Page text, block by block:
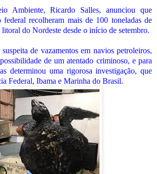
Ambiente, Ricardo Salles, anunciou que
federal recolheram mais de 100 toneladas de
do Nordeste desde o início de setembro.
de vazamentos em navios petroleiros,
de um atentado criminoso, e para
determinou uma rigorosa investigação, que
Federal, Ibama e Marinha do Brasil.